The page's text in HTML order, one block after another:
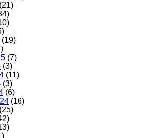
(21)
(19)
(7)
(3)
(11)
(3)
(6)
(16)
(25)